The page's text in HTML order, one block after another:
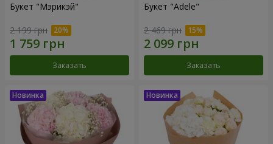
Букет "Мэрикэй"
2 199 грн
Заказать
Букет "Adele"
2 469 грн
Заказать